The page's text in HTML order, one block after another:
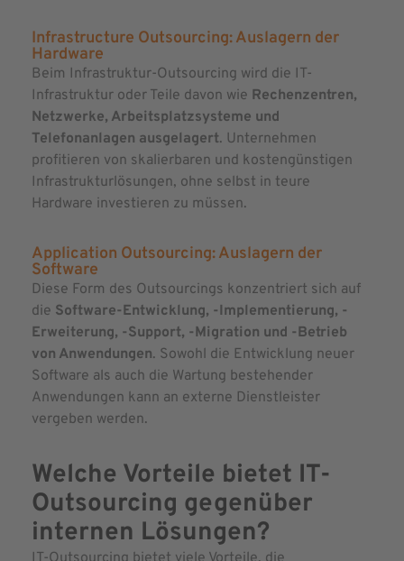
Infrastructure Outsourcing: Auslagern der
Hardware
Beim Infrastruktur-Outsourcing wird die IT-
Infrastruktur oder Teile davon wie Rechenzentren,
Netzwerke, Arbeitsplatzsysteme und
Telefonanlagen ausgelagert. Unternehmen
profitieren von skalierbaren und kostengünstigen
Infrastrukturlösungen, ohne selbst in teure
Hardware investieren zu müssen.
Application Outsourcing: Auslagern der
Software
Diese Form des Outsourcings konzentriert sich auf
die Software-Entwicklung, -Implementierung, -
Erweiterung, -Support, -Migration und -Betrieb
von Anwendungen. Sowohl die Entwicklung neuer
Software als auch die Wartung bestehender
Anwendungen kann an externe Dienstleister
vergeben werden.
Welche Vorteile bietet IT-
Outsourcing gegenüber
internen Lösungen?